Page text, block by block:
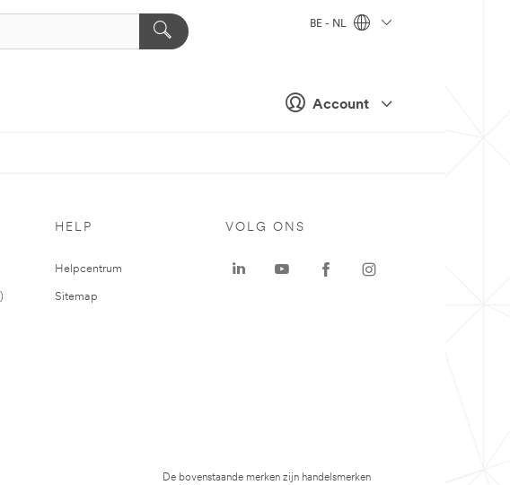
Account
BE - NL
HELP
Helpcentrum
Sitemap
VOLG ONS
De bovenstaande merken zijn handelsmerken